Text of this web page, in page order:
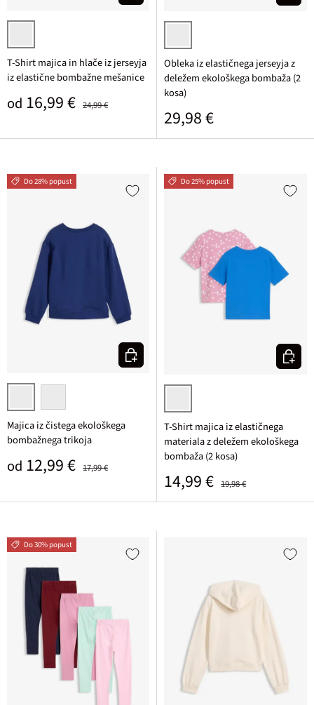
srednje modra
T-Shirt majica in hlače iz jerseyja
iz elastične bombažne mešanice
Prodajna cena
od 16,99 € 24,99 €
slezasta + nočno modra cvetlična
Obleka iz elastičnega jerseyja z
deležem ekološkega bombaža (2
kosa)
Običajna cena
29,98 €
Do 28% popust
nočno modra/bela potiskana
svetlo rumena/srednje modra potiskana
Majica iz čistega ekološkega
bombažnega trikoja
Prodajna cena
od 12,99 € 17,99 €
Izberi varianto
Do 25% popust
srednje modra/slezasta
T-Shirt majica iz elastičnega
materiala z deležem ekološkega
bombaža (2 kosa)
Prodajna cena
14,99 € 19,98 €
Izberi
Do 30% popust